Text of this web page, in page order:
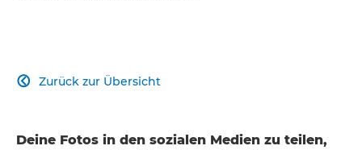
Zurück zur Übersicht

Deine Fotos in den sozialen Medien zu teilen,